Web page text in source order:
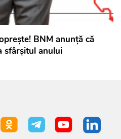
BNM anunță că
sfârșitul anului